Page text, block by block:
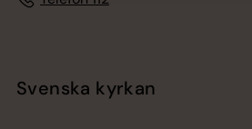
Svenska kyrkan